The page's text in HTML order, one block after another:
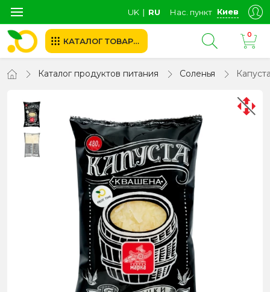
UK ∣ RU Нас. пункт Киев
КАТАЛОГ ТОВАРОВ
0
Каталог продуктов питания Соленья